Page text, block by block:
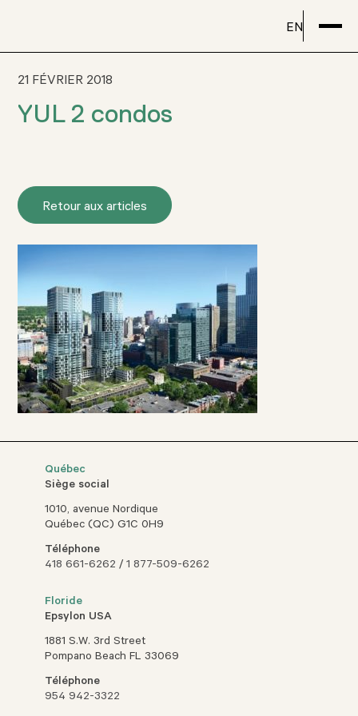
EN
21 FÉVRIER 2018
YUL 2 condos
Retour aux articles
Québec
Siège social
1010, avenue Nordique
Québec (QC) G1C 0H9
Téléphone
418 661-6262 /1 877-509-6262
Floride
Epsylon USA
1881 S.W. 3rd Street
Pompano Beach FL 33069
Téléphone
954 942-3322